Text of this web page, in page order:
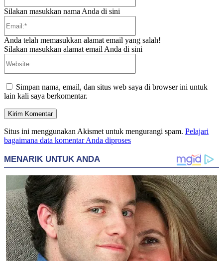
Silakan masukkan nama Anda di sini
Anda telah memasukkan alamat email yang salah!
Silakan masukkan alamat email Anda di sini
Simpan nama, email, dan situs web saya di browser ini untuk
lain kali saya berkomentar.
Situs ini menggunakan Akismet untuk mengurangi spam. Pelajari
bagaimana data komentar Anda diproses